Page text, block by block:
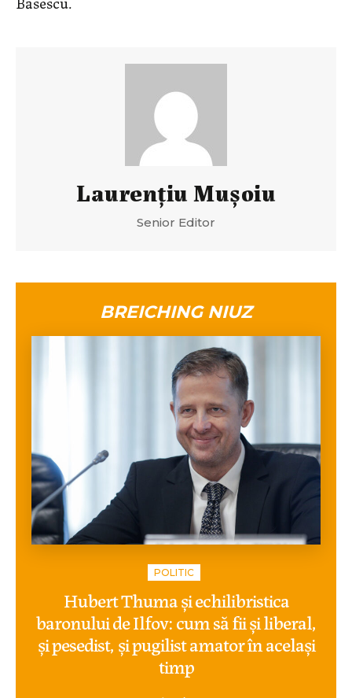
Laurenţiu Muşoiu
Senior Editor
BREICHING NIUZ
POLITIC
Hubert Thuma și echilibristica
baronului de Ilfov: cum să fii și liberal,
și pesedist, și pugilist amator în același
timp